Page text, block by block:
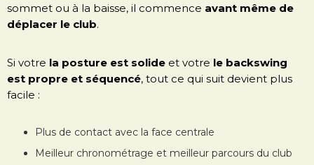
sommet ou à la baisse, il commence avant même de
déplacer le club.
Si votre la posture est solide et votre le backswing
est propre et séquencé, tout ce qui suit devient plus
facile :
Plus de contact avec la face centrale
Meilleur chronométrage et meilleur parcours du club